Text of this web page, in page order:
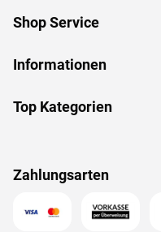
Saunagast besonders
Grundausstattung sind
Espenholz).
formschön und sehr
Einstieg von vorne ein
dieser Sauna eine
Raums aufgebaut
Shop Service
Informationen
Top Kategorien
Zahlungsarten